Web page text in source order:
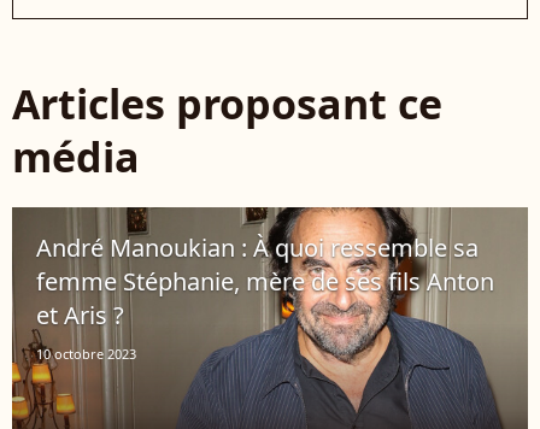
Articles proposant ce
média
André Manoukian : À quoi ressemble sa
femme Stéphanie, mère de ses fils Anton
et Aris ?
10 octobre 2023